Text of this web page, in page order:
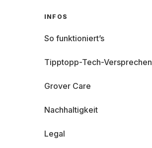
INFOS
So funktioniert’s
Tipptopp-Tech-Versprechen
Grover Care
Nachhaltigkeit
Legal